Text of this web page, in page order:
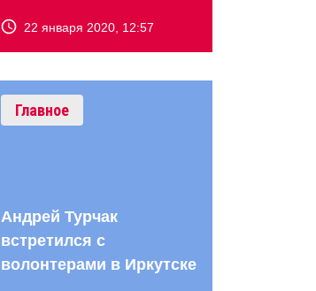
22 января 2020, 12:57
Главное
Андрей Турчак
встретился с
волонтерами в Иркутске